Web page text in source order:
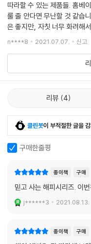
따라할 수 있는 제품들. 홈베
룰 줄 안다면 무난할 것 같습
은 좋지만, 자칫 너무 화려해
도 부족하지도 않은 점이 해
n****8 2021.07.07. 신고
리뷰 4
클린봇이 부적절한 글을
구매한줄평
종이책 구매
믿고 사는 해피시리즈. 이
j******3 2021.08.13.
종이책 구매